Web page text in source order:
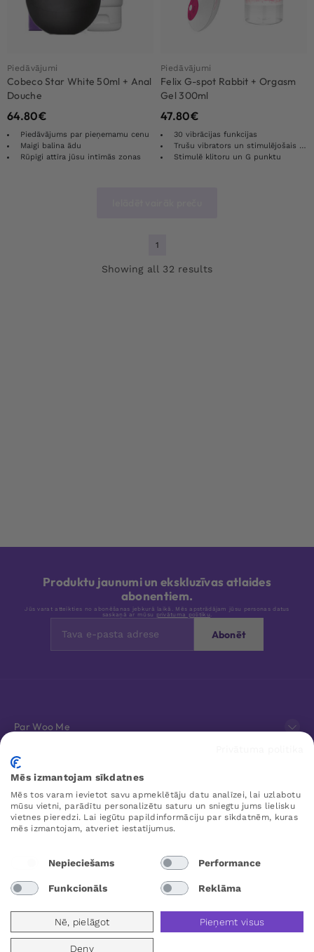
Piedāvājumi
Cobeco Star White 50ml + Anal
Douche
64.80€
Piedāvājums par pieņemamu cenu
Maigi balina ādu
Rūpīgi attīra jūsu intīmās zonas
Piedāvājumi
Felix G-spot Rabbit + Orgasm
Gel 300ml
47.80€
30 vibrācijas funkcijas
Trušu vibrators un stimulējošais gēls
Stimulē klitoru un G punktu
1
Showing all 32 results
Produktu jaunumi un ekskluzīvas atlaides
abonentiem.
Jūs varat atteikties no abonēšanas jebkurā laikā. Mēs apstrādājam jūsu personas datus
saskaņā ar mūsu
privātuma politiku .
Abonēt
Par Woo Me
Klientu apkalpošana
Favorīti
WOO ME
Mēs izmantojam sīkdatnes
Mēs tos varam ievietot savu apmeklētāju datu analīzei, lai uzlabotu
mūsu vietni, parādītu personalizētu saturu un sniegtu jums lielisku
vietnes pieredzi. Lai iegūtu papildinformāciju par sīkdatnēm, kuras
mēs izmantojam, atveriet iestatījumus.
Nepieciešams Performance
Funkcionāls Reklāma
Nē, pielāgot Pieņemt visus
Deny